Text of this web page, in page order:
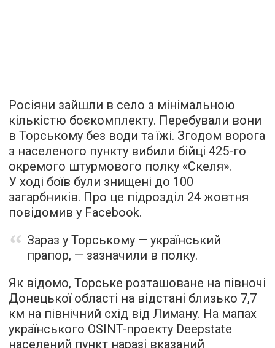
Росіяни зайшли в село з мінімальною
кількістю боєкомплекту. Перебували вони
в Торському без води та їжі. Згодом ворога
з населеного пункту вибили бійці 425-го
окремого штурмового полку «Скеля».
У ході боїв були знищені до 100
загарбників. Про це підрозділ 24 жовтня
повідомив у Facebook.
Зараз у Торському — український
прапор, — зазначили в полку.
Як відомо, Торське розташоване на півночі
Донецької області на відстані близько 7,7
км на північний схід від Лиману. На мапах
українського OSINT-проекту Deepstate
населений пункт наразі вказаний